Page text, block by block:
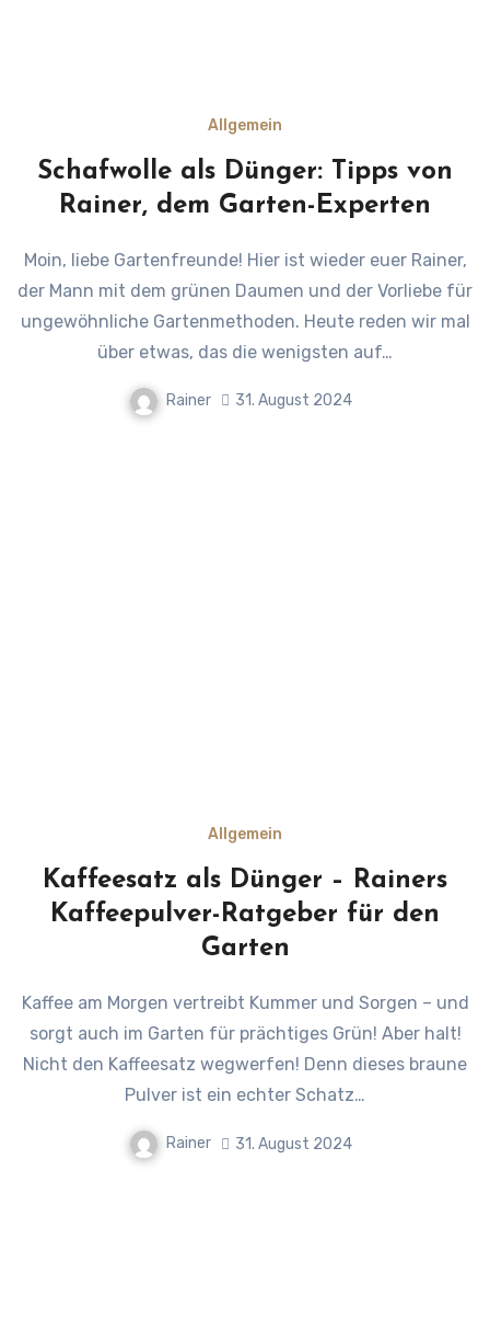
Allgemein
Schafwolle als Dünger: Tipps von
Rainer, dem Garten-Experten
Moin, liebe Gartenfreunde! Hier ist wieder euer Rainer,
der Mann mit dem grünen Daumen und der Vorliebe für
ungewöhnliche Gartenmethoden. Heute reden wir mal
über etwas, das die wenigsten auf…
Rainer 31. August 2024
Allgemein
Kaffeesatz als Dünger – Rainers
Kaffeepulver-Ratgeber für den
Garten
Kaffee am Morgen vertreibt Kummer und Sorgen – und
sorgt auch im Garten für prächtiges Grün! Aber halt!
Nicht den Kaffeesatz wegwerfen! Denn dieses braune
Pulver ist ein echter Schatz…
Rainer 31. August 2024